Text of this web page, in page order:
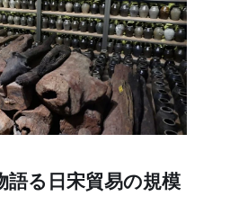
語る日宋貿易の規模